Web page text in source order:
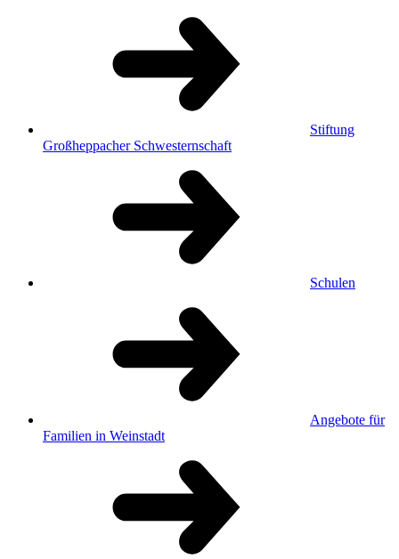
Stiftung
Großheppacher Schwesternschaft
Schulen
Angebote für
Familien in Weinstadt